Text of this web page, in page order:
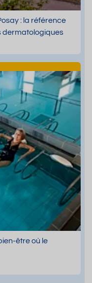
: la référence
dermatologiques
être où le